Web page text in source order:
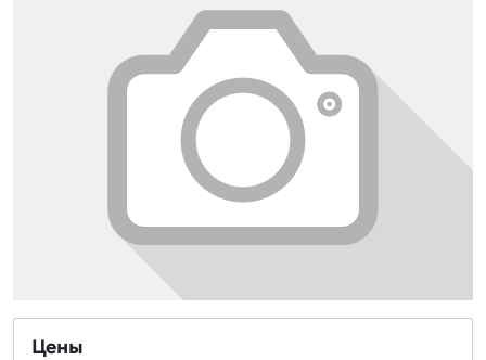
Цены